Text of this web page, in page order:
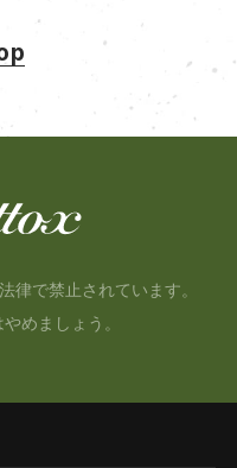
律で禁止されています。
めましょう。